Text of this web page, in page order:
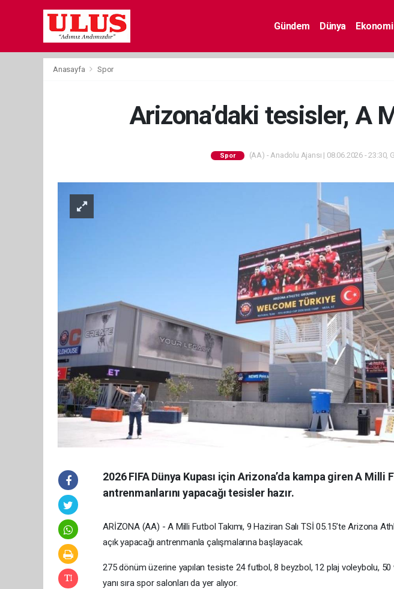
Gündem Dünya Ekonomi
Anasayfa Spor
Arizona’daki tesisler, A
Spor (AA) - Anadolu Ajansı | 08.06.2026 - 23:30,
2026 FIFA Dünya Kupası için Arizona’da kampa giren A Milli
antrenmanlarını yapacağı tesisler hazır.
ARİZONA (AA) - A Milli Futbol Takımı, 9 Haziran Salı TSİ 05.15’te Arizona
açık yapacağı antrenmanla çalışmalarına başlayacak.
275 dönüm üzerine yapılan tesiste 24 futbol, 8 beyzbol, 12 plaj voleybolu, 50
yanı sıra spor salonları da yer alıyor.